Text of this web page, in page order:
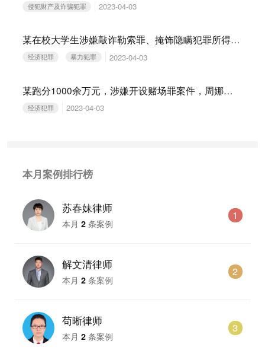
侵犯财产及诈骗犯罪 2023-04-03
某在校大学生涉嫌敲诈勒索罪、掩饰隐瞒犯罪所得罪案件，周娜律师刑辩团队为其辩护，检察院作出不起诉决定！
经济犯罪 暴力犯罪 2023-04-03
某跑分1000余万元，涉嫌开设赌场罪案件，周娜律师刑辩团队为其辩护，获不起诉处理！
经济犯罪 2023-04-03
本月案例排行榜
苏春妹律师
本月2 条案例
1
解文清律师
本月2 条案例
2
苟晰律师
本月2 条案例
3